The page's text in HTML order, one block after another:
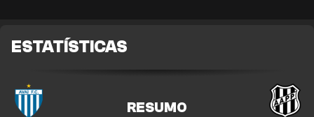
ESTATÍSTICAS
RESUMO